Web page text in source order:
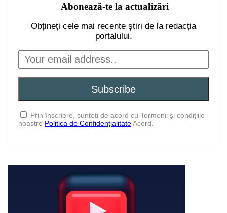
Abonează-te la actualizări
Obțineți cele mai recente știri de la redacția
portalului.
Prin înscriere, sunteți de acord cu Termenii și condițiile
noastre Politica de ConfidențialitateAcord.